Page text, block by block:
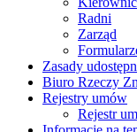
Radni
Zarząd
Zasady
Biuro Rzeczy
Rejestry umów
Rejestr